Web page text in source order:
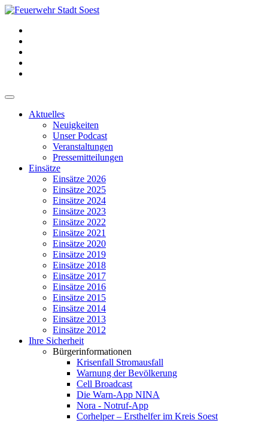
Aktuelles
Neuigkeiten
Unser Podcast
Veranstaltungen
Pressemitteilungen
Einsätze
Einsätze 2026
Einsätze 2025
Einsätze 2024
Einsätze 2023
Einsätze 2022
Einsätze 2021
Einsätze 2020
Einsätze 2019
Einsätze 2018
Einsätze 2017
Einsätze 2016
Einsätze 2015
Einsätze 2014
Einsätze 2013
Einsätze 2012
Ihre Sicherheit
Bürgerinformationen
Krisenfall Stromausfall
Warnung der Bevölkerung
Cell Broadcast
Die Warn-App NINA
Nora - Notruf-App
Corhelper – Ersthelfer im Kreis Soest